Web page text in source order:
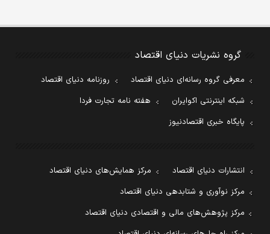
گروه نشریات دنیای اقتصاد
معرفی گروه رسانه‌ای دنیای اقتصاد
روزنامه دنیای اقتصاد
شبکه اینترنتی اکوایران
هفته نامه تجارت فردا
پایگاه خبری اقتصادنیوز
انتشارات دنیای اقتصاد
مرکز همایش‌های دنیای اقتصاد
مرکز نوآوری و شتابدهی دنیای اقتصاد
مرکز پژوهش‌های مالی و اقتصادی دنیای اقتصاد